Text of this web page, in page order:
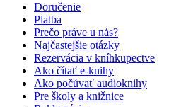
Doručenie
Platba
Prečo práve u nás?
Najčastejšie otázky
Rezervácia v kníhkupectve
Ako čítať e-knihy
Ako počúvať audioknihy
Pre školy a knižnice